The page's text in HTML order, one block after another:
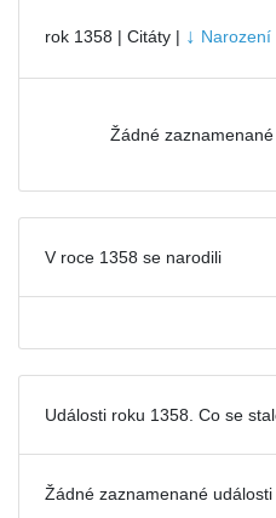
rok 1358 | Citáty | ↓ Narození
Žádné
V roce 1358 se narodili
Události roku 1358. Co se
Žádné zaznamenané